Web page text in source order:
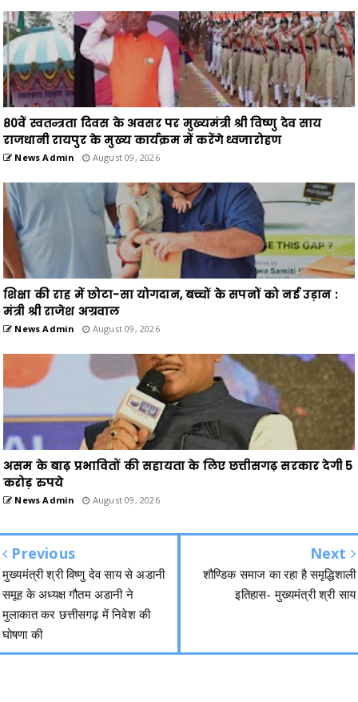
80वें स्वतन्त्रता दिवस के अवसर पर मुख्यमंत्री श्री विष्णु देव साय
राजधानी रायपुर के मुख्य कार्यक्रम में करेंगे ध्वजारोहण
News Admin August 09, 2026
शिक्षा की राह में छोटा-सा योगदान, बच्चों के सपनों को नई उड़ान :
मंत्री श्री राजेश अग्रवाल
News Admin August 09, 2026
असम के बाढ़ प्रभावितों की सहायता के लिए छत्तीसगढ़ सरकार देगी 5
करोड़ रुपये
News Admin August 09, 2026
Previous
मुख्यमंत्री श्री विष्णु देव साय से अडानी
समूह के अध्यक्ष गौतम अडानी ने
मुलाकात कर छत्तीसगढ़ में निवेश की
घोषणा की
Next
शौण्डिक समाज का रहा है समृद्धिशाली
इतिहास- मुख्यमंत्री श्री साय